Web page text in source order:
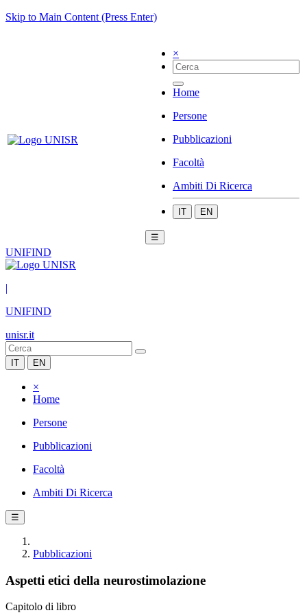
Skip to Main Content (Press Enter)
×
Home
Persone
Pubblicazioni
Facoltà
Ambiti Di Ricerca
IT EN
☰
UNIFIND
|
UNIFIND
unisr.it
IT EN
×
Home
Persone
Pubblicazioni
Facoltà
Ambiti Di Ricerca
☰
Pubblicazioni
Aspetti etici della neurostimolazione
Capitolo di libro